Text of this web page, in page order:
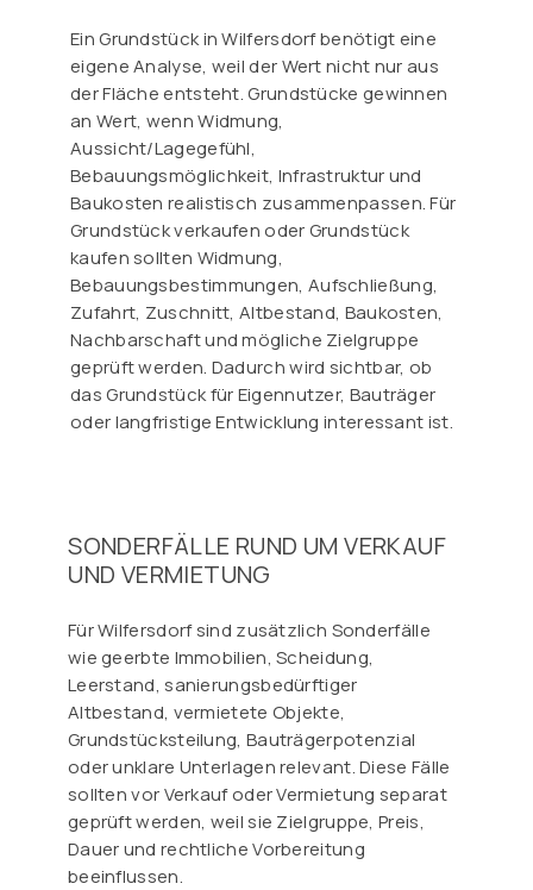
Ein Grundstück in Wilfersdorf benötigt eine
eigene Analyse, weil der Wert nicht nur aus
der Fläche entsteht. Grundstücke gewinnen
an Wert, wenn Widmung,
Aussicht/Lagegefühl,
Bebauungsmöglichkeit, Infrastruktur und
Baukosten realistisch zusammenpassen. Für
Grundstück verkaufen oder Grundstück
kaufen sollten Widmung,
Bebauungsbestimmungen, Aufschließung,
Zufahrt, Zuschnitt, Altbestand, Baukosten,
Nachbarschaft und mögliche Zielgruppe
geprüft werden. Dadurch wird sichtbar, ob
das Grundstück für Eigennutzer, Bauträger
oder langfristige Entwicklung interessant ist.
SONDERFÄLLE RUND UM VERKAUF
UND VERMIETUNG
Für Wilfersdorf sind zusätzlich Sonderfälle
wie geerbte Immobilien, Scheidung,
Leerstand, sanierungsbedürftiger
Altbestand, vermietete Objekte,
Grundstücksteilung, Bauträgerpotenzial
oder unklare Unterlagen relevant. Diese Fälle
sollten vor Verkauf oder Vermietung separat
geprüft werden, weil sie Zielgruppe, Preis,
Dauer und rechtliche Vorbereitung
beeinflussen.